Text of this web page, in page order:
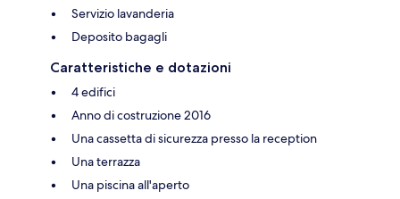
Servizio lavanderia
Deposito bagagli
Caratteristiche e dotazioni
4 edifici
Anno di costruzione 2016
Una cassetta di sicurezza presso la reception
Una terrazza
Una piscina all'aperto